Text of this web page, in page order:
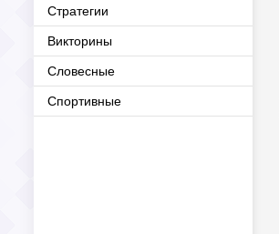
Стратегии
Викторины
Словесные
Спортивные